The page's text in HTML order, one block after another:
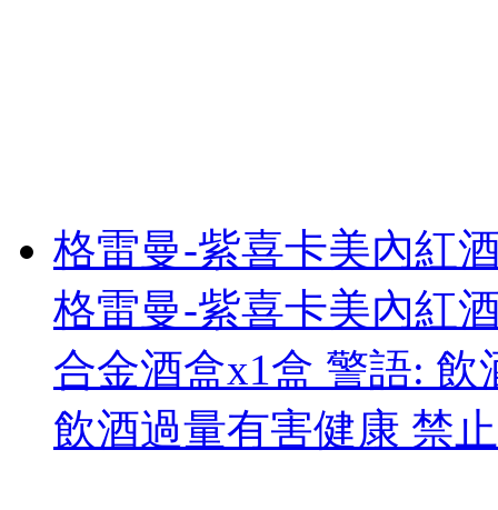
格雷曼-紫喜卡美內紅
格雷曼-紫喜卡美內紅
合金酒盒x1盒 警語:
飲酒過量有害健康 禁